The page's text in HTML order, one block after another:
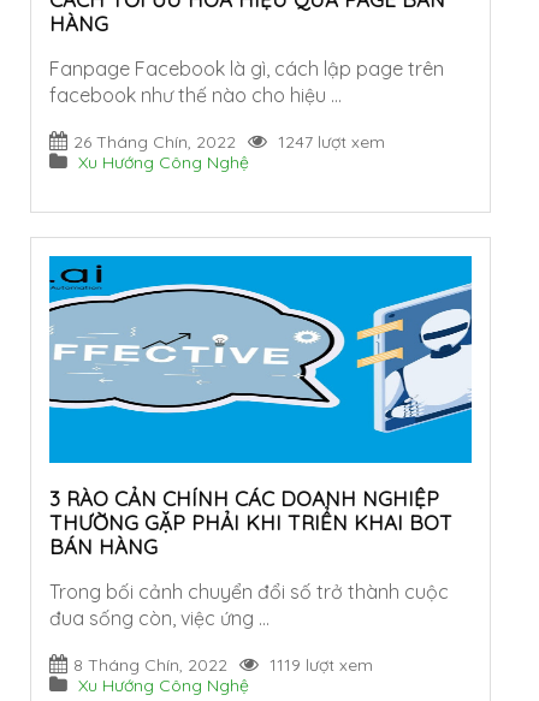
HÀNG
Fanpage Facebook là gì, cách lập page trên
facebook như thế nào cho hiệu …
26 Tháng Chín, 2022
1247 lượt xem
Xu Hướng Công Nghệ
3 RÀO CẢN CHÍNH CÁC DOANH NGHIỆP
THƯỜNG GẶP PHẢI KHI TRIỂN KHAI BOT
BÁN HÀNG
Trong bối cảnh chuyển đổi số trở thành cuộc
đua sống còn, việc ứng …
8 Tháng Chín, 2022
1119 lượt xem
Xu Hướng Công Nghệ